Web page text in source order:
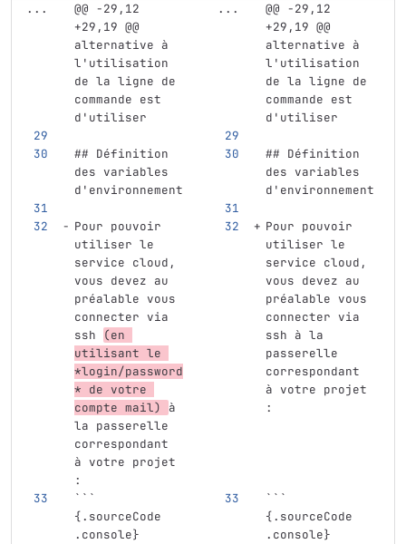
...
@@ -29,12
+29,19 @@
alternative à
l'utilisation
de la ligne de
commande est
d'utiliser
...
@@ -29,12
+29,19 @@
alternative à
l'utilisation
de la ligne de
commande est
d'utiliser
## Définition
des variables
d'environnement
## Définition
des variables
d'environnement
Pour pouvoir
utiliser le
service cloud,
vous devez au
préalable vous
connecter via
ssh
(en
utilisant le
*login/password
* de votre
compte mail) à
la passerelle
correspondant
à votre projet
:
Pour pouvoir
utiliser le
service cloud,
vous devez au
préalable vous
connecter via
ssh à la
passerelle
correspondant
à votre projet
:
```
{.sourceCode
.console}
```
{.sourceCode
.console}